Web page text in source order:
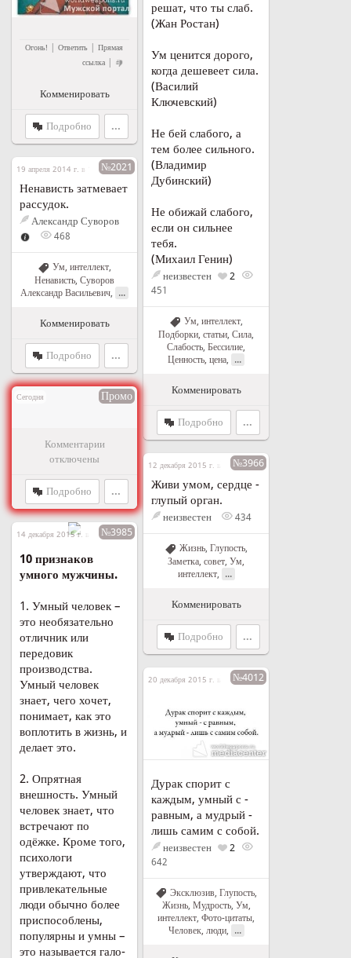
Огонь! | Ответить | Прямая
ссылка |
Комменировать
Подробно ...
решат, что ты слаб.
(Жан Ростан)
Ум ценится дорого,
когда дешевеет сила.
(Василий
Ключевский)
Не бей слабого, а
тем более сильного.
(Владимир
Дубинский)
Не обижай слабого,
если он сильнее
тебя.
(Михаил Генин)
неизвестен 2
451
Ум, интеллект,
Подборки, статьи Сила
Слабость Бессилие
Ценность, цена
...
Комменировать
Подробно ...
19 апреля 2014 г. в 15:24№2021
Ненависть затмевает
рассудок.
Александр Суворов
468
Ум, интеллект,
Ненависть Суворов
Александр Васильевич
...
Комменировать
Подробно ...
Сегодня Промо
Комментарии
отключены
Подробно ...
12 декабря 2015 г. в 21:52№3966
Живи умом, сердце -
глупый орган.
неизвестен 434
Жизнь, Глупость,
Заметка, совет Ум,
интеллект, ...
Комменировать
Подробно ...
14 декабря 2015 г. в 21:35№3985
10 признаков
умного мужчины.
1. Умный человек –
это необязательно
отличник или
передовик
производства.
Умный человек
знает, чего хочет,
понимает, как это
воплотить в жизнь, и
делает это.
2. Опрятная
внешность. Умный
человек знает, что
встречают по
одёжке. Кроме того,
психологи
утверждают, что
привлекательные
люди обычно более
приспособлены,
популярны и умны –
это называется гало-
20 декабря 2015 г. в 21:42№4012
Дурак спорит с
каждым, умный с -
равным, а мудрый -
лишь самим с собой.
неизвестен 2
642
Эксклюзив Глупость
Жизнь, Мудрость, Ум,
интеллект, Фото-цитаты,
Человек, люди, ...